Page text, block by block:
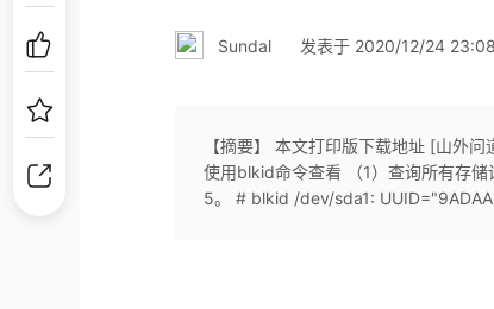
Sundal 发表于 2020/12/24
【摘要】 本文打印版下载地址 [山外
使用blkid命令查看 （1）查询所有存
5。 # blkid /dev/sda1: